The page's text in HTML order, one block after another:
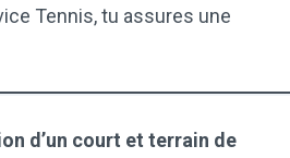
Tennis, tu assures une
d’un court et terrain de